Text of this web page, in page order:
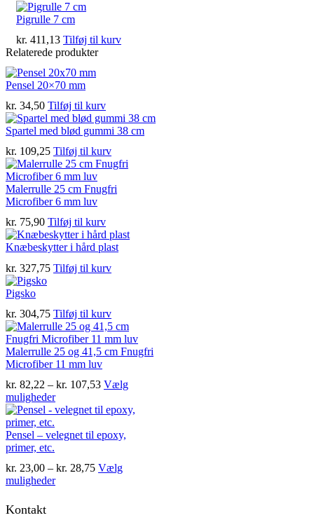
Pigrulle 7 cm
kr. 411,13 Tilføj til kurv
Relaterede produkter
Pensel 20×70 mm
kr. 34,50 Tilføj til kurv
Spartel med blød gummi 38 cm
kr. 109,25 Tilføj til kurv
Malerrulle 25 cm Fnugfri
Microfiber 6 mm luv
kr. 75,90 Tilføj til kurv
Knæbeskytter i hård plast
kr. 327,75 Tilføj til kurv
Pigsko
kr. 304,75 Tilføj til kurv
Malerrulle 25 og 41,5 cm Fnugfri
Microfiber 11 mm luv
kr. 82,22 – kr. 107,53Prisinterval:
til
Vælg
mulighederDette
vare
flere
kan
vælges
Pensel – velegnet til epoxy,
primer, etc.
kr. 23,00 – kr. 28,75Prisinterval:
Vælg
mulighederDette
Kontakt